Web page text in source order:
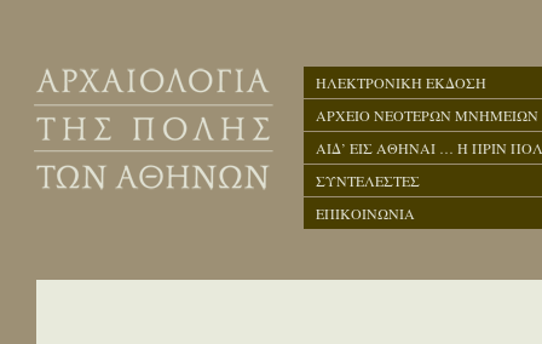
ΗΛΕΚΤΡΟΝΙΚΗ ΕΚΔΟΣΗ
ΑΡΧΕΙΟ ΝΕΟΤΕΡΩΝ ΜΝΗΜΕΙΩΝ
ΑΙΔ’ ΕΙΣ ΑΘΗΝΑΙ … Η ΠΡΙΝ
ΣΥΝΤΕΛΕΣΤΕΣ
ΕΠΙΚΟΙΝΩΝΙΑ